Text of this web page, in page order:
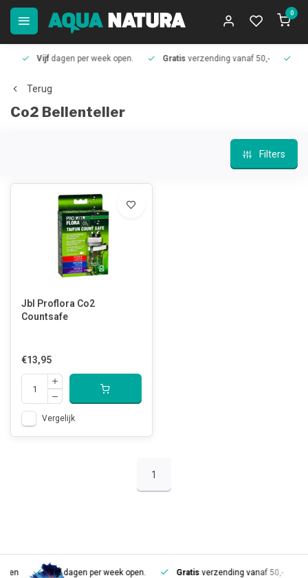
0
Vijfdagen per week open. Gratisverzending vanaf 50,-
Terug
Co2 Bellenteller
Filters
Jbl Proflora Co2
Countsafe
€13,95
Vergelijk
1
Vijfdagen per week open. Gratisverzending vanaf 50,-